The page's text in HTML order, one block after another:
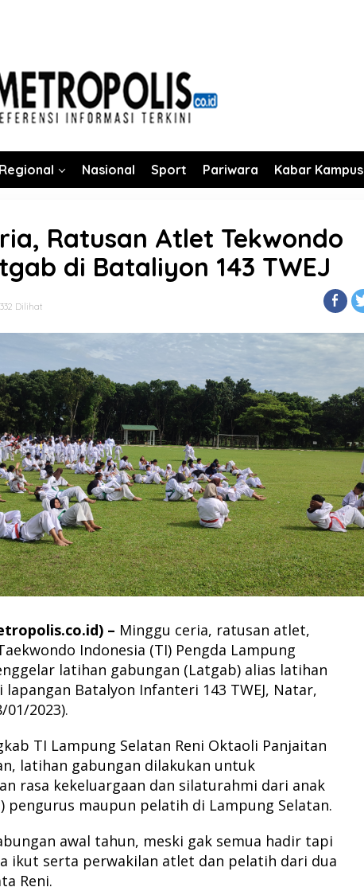
Regional Nasional Sport Pariwara Kabar Kampus
Ratusan Atlet Tekwondo
di Bataliyon 143 TWEJ
Dilihat
– Minggu ceria, ratusan atlet,
Indonesia (TI) Pengda Lampung
latihan gabungan (Latgab) alias latihan
lapangan Batalyon Infanteri 143 TWEJ, Natar,
01/2023).
TI Lampung Selatan Reni Oktaoli Panjaitan
latihan gabungan dilakukan untuk
rasa kekeluargaan dan silaturahmi dari anak
pengurus maupun pelatih di Lampung Selatan.
awal tahun, meski gak semua hadir tapi
ikut serta perwakilan atlet dan pelatih dari dua
Reni.